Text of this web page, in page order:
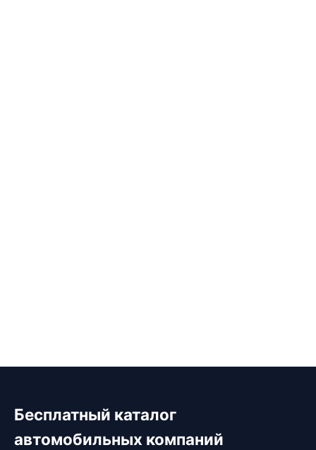
Бесплатный каталог
автомобильных компаний